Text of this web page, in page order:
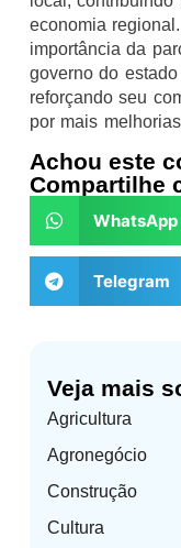
Veja mais
Agricultura
Agronegócio
Construção
Cultura
economia
importância da
governo do
reforçando seu
por mais
Achou este
Compartilhe
WhatsApp
Telegram